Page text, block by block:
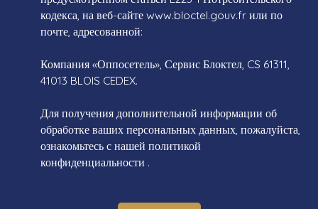
кодекса, на веб-сайте www.bloctel.gouv.fr или по
почте, адресованной:
Компания «Оппосетель», Сервис Блоктел, CS 61311,
41013 BLOIS CEDEX.
Для получения дополнительной информации об
обработке ваших персональных данных, пожалуйста,
ознакомьтесь с нашей политикой
конфиденциальности .